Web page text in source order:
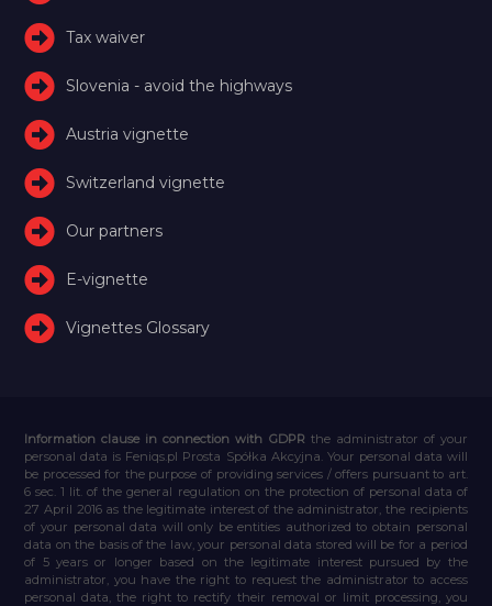
Tax waiver
Slovenia - avoid the highways
Austria vignette
Switzerland vignette
Our partners
E-vignette
Vignettes Glossary
Information clause in connection with GDPR the administrator of your
personal data is Feniqs.pl Prosta Spółka Akcyjna. Your personal data will
be processed for the purpose of providing services / offers pursuant to art.
6 sec. 1 lit. of the general regulation on the protection of personal data of
27 April 2016 as the legitimate interest of the administrator, the recipients
of your personal data will only be entities authorized to obtain personal
data on the basis of the law, your personal data stored will be for a period
of 5 years or longer based on the legitimate interest pursued by the
administrator, you have the right to request the administrator to access
personal data, the right to rectify their removal or limit processing, you